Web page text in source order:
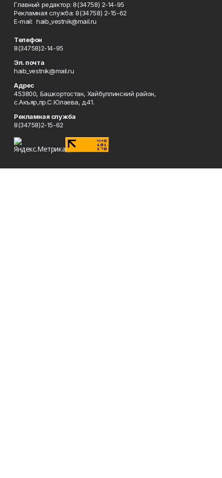
Главный редактор: 8(34758) 2-14-95
Рекламная служба: 8(34758) 2-15-62
Е-mаil: haib_vestnik@mail.ru
Телефон
8(34758)2-14-95
Эл. почта
haib_vestnik@mail.ru
Адрес
453800, Башкортостан, Хайбуллинский район,
с.Акъяр,пр.С.Юлаева, д.41.
Рекламная служба
8(34758)2-15-62